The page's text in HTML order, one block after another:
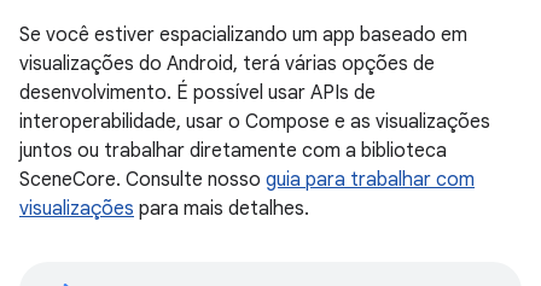
Se você estiver espacializando um app baseado em
visualizações do Android, terá várias opções de
desenvolvimento. É possível usar APIs de
interoperabilidade, usar o Compose e as visualizações
juntos ou trabalhar diretamente com a biblioteca
SceneCore. Consulte nosso guia para trabalhar com
visualizações para mais detalhes.